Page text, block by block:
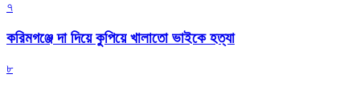
৭
করিমগঞ্জে দা দিয়ে কুপিয়ে খালাতো ভাইকে হত্যা
৮